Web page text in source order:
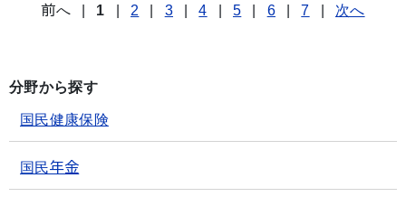
前へ 1 2 3 4 5 6 7 次へ
分野から探す
国民健康保険
国民年金